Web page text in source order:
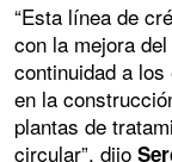
“Esta línea de
con la mejora
continuidad a
en la
plantas de
circular”, dijo